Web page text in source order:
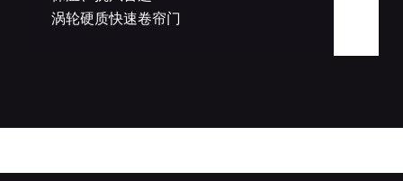
涡轮硬质快速卷帘门